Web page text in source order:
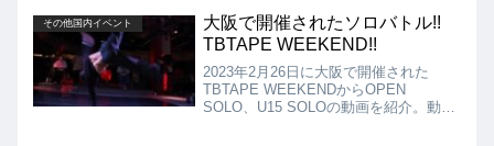
BBOY、JUNIOR BGIRLのSEMI FINAL
からの映像。
その他国内イベント
大阪で開催されたソロバトル!!
TBTAPE WEEKEND!!
2023年2月26日に大阪で開催された
TBTAPE WEEKENDからOPEN
SOLO、U15 SOLOの動画を紹介。動画